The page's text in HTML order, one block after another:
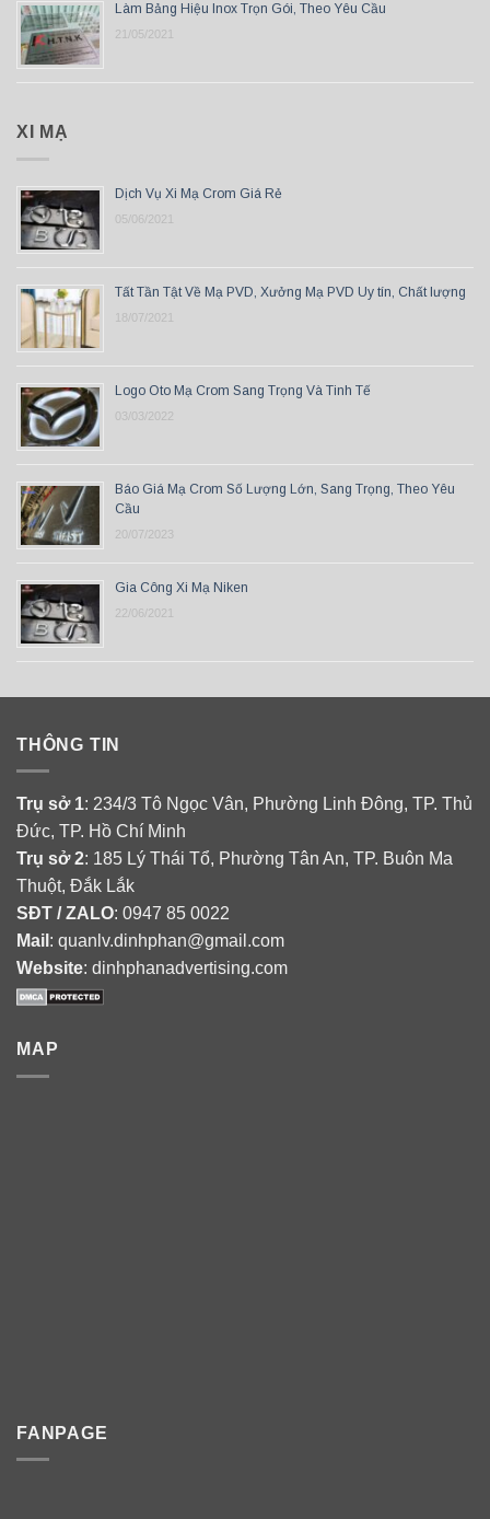
Làm Bảng Hiệu Inox Trọn Gói, Theo Yêu Cầu
21/05/2021
XI MẠ
Dịch Vụ Xi Mạ Crom Giá Rẻ
05/06/2021
Tất Tần Tật Về Mạ PVD, Xưởng Mạ PVD Uy tín, Chất lượng
18/07/2021
Logo Oto Mạ Crom Sang Trọng Và Tinh Tế
03/03/2022
Báo Giá Mạ Crom Số Lượng Lớn, Sang Trọng, Theo Yêu
Cầu
20/07/2023
Gia Công Xi Mạ Niken
22/06/2021
THÔNG TIN
Trụ sở 1: 234/3 Tô Ngọc Vân, Phường Linh Đông, TP. Thủ
Đức, TP. Hồ Chí Minh
Trụ sở 2: 185 Lý Thái Tổ, Phường Tân An, TP. Buôn Ma
Thuột, Đắk Lắk
SĐT / ZALO: 0947 85 0022
Mail : quanlv.dinhphan@gmail.com
Website: dinhphanadvertising.com
MAP
FANPAGE